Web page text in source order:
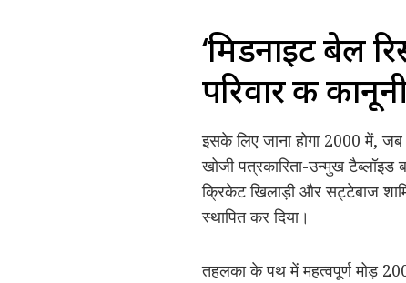
‘मिडनाइट बेल
परिवार की
इसके लिए जाना होगा 2000 में,
खोजी पत्रकारिता-उन्मुख टैब्लॉइड
क्रिकेट खिलाड़ी और सट्टेबाज
स्थापित कर दिया।
तहलका के पथ में महत्वपूर्ण मोड़